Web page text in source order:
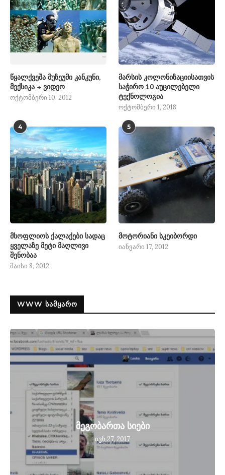
წყალქვეშა მუზეუმი კანკუნი,
მექსიკა + ვიდეო
ოქტომბერი 10, 2012
მარსის კოლონიზაციისათვის
საჭირო 10 აუცილებელი
ტექნოლოგია
ოქტომბერი 1, 2018
4
მსოფლიოს ქალაქები სადაც
ყველაზე მეტი მაღლივი
შენობაა
მაისი 8, 2012
5
მოტორიანი სკეიბორდი
იანვარი 17, 2012
WWW ᲡᲐᲛᲧᲐᲠᲝ
მეგობართა სიები
ივნ 27, 2017